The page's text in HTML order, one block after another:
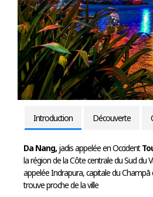
Introduction Découverte
Da Nang, jadis appelée en Occident
la région de la Côte centrale du Sud du
appelée Indrapura, capitale du
trouve proche de la ville